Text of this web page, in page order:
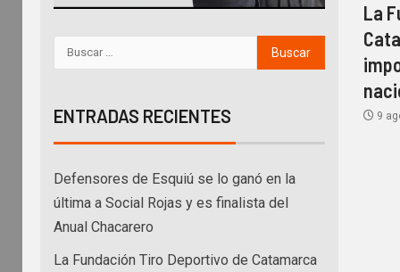
La
9
ENTRADAS RECIENTES
Defensores de Esquiú se lo ganó en la
última a Social Rojas y es finalista del
Anual Chacarero
La Fundación Tiro Deportivo de Catamarca